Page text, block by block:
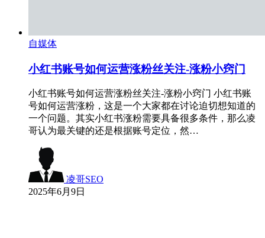
自媒体
小红书账号如何运营涨粉丝关注-涨粉小窍门
小红书账号如何运营涨粉丝关注-涨粉小窍门 小红书账
号如何运营涨粉，这是一个大家都在讨论迫切想知道的
一个问题。其实小红书涨粉需要具备很多条件，那么凌
哥认为最关键的还是根据账号定位，然…
凌哥SEO
2025年6月9日